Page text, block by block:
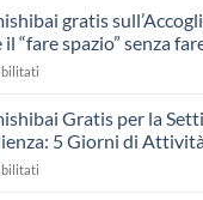
gratis
“fare spazio” senza
Kamishibai
sull’Accoglienza:
Gratis per la
5 Giorni di